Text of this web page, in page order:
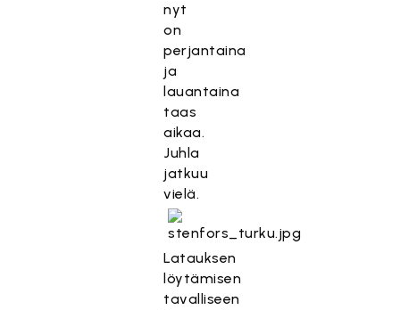
nyt
on
perjantaina
ja
lauantaina
taas
aikaa.
Juhla
jatkuu
vielä.
Latauksen
löytämisen
tavalliseen